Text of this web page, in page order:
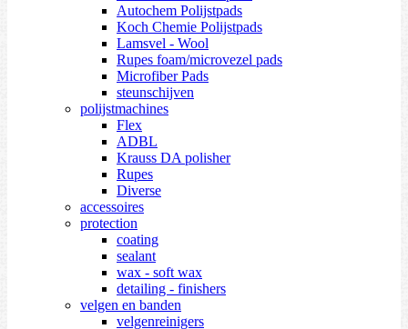
Autochem Polijstpads
Koch Chemie Polijstpads
Lamsvel - Wool
Rupes foam/microvezel pads
Microfiber Pads
steunschijven
polijstmachines
Flex
ADBL
Krauss DA polisher
Rupes
Diverse
accessoires
protection
coating
sealant
wax - soft wax
detailing - finishers
velgen en banden
velgenreinigers